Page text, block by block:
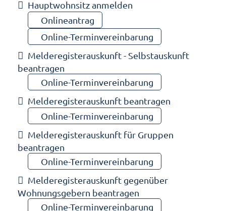
Hauptwohnsitz anmelden
Onlineantrag
Online-Terminvereinbarung
Melderegisterauskunft - Selbstauskunft
beantragen
Online-Terminvereinbarung
Melderegisterauskunft beantragen
Online-Terminvereinbarung
Melderegisterauskunft für Gruppen
beantragen
Online-Terminvereinbarung
Melderegisterauskunft gegenüber
Wohnungsgebern beantragen
Online-Terminvereinbarung